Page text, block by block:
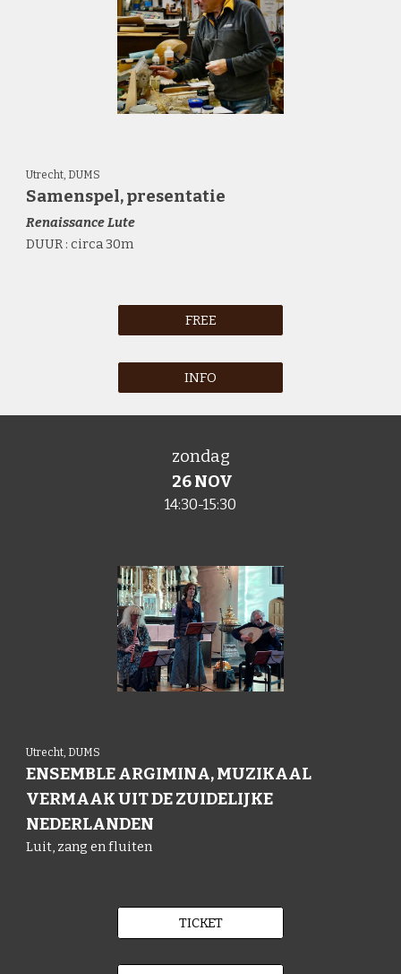
Utrecht, DUMS
Samenspel,presentatie
RenaissanceLute
DUUR : circa 30m
FREE
INFO
zondag
26NOV
14:30-15:30
Utrecht, DUMS
ENSEMBLE ARGIMINA, MUZIKAAL
VERMAAK UIT DE ZUIDELIJKE
NEDERLANDEN
Luit, zang en fluiten
TICKET